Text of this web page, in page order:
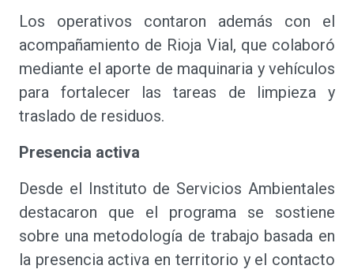
Los operativos contaron además con el
acompañamiento de Rioja Vial, que colaboró
mediante el aporte de maquinaria y vehículos
para fortalecer las tareas de limpieza y
traslado de residuos.
Presencia activa
Desde el Instituto de Servicios Ambientales
destacaron que el programa se sostiene
sobre una metodología de trabajo basada en
la presencia activa en territorio y el contacto